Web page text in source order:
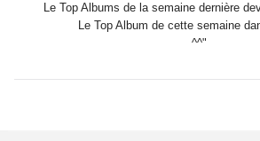
Le Top Albums de la semaine dernière
Le Top Album de cette semaine
^^"